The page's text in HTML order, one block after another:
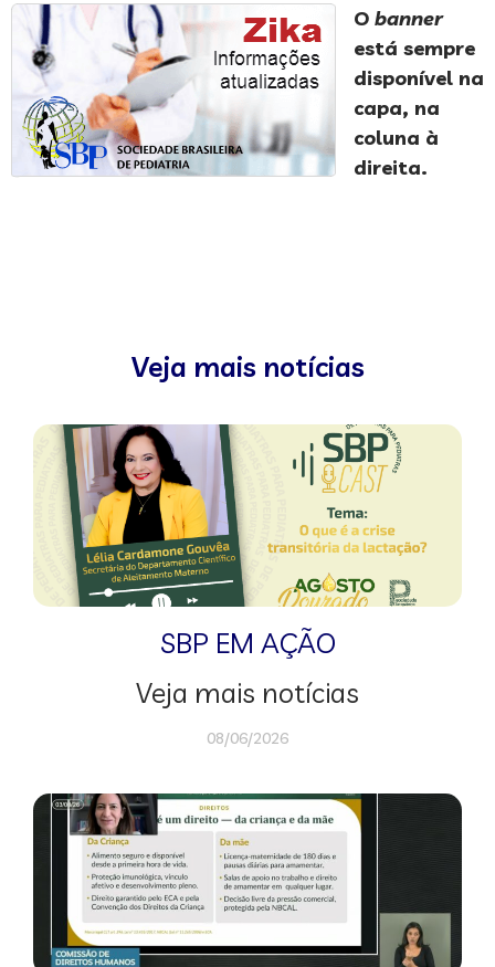
O banner
está sempre
disponível na
capa, na
coluna à
direita.
Veja mais notícias
SBP EM AÇÃO
Veja mais notícias
08/06/2026